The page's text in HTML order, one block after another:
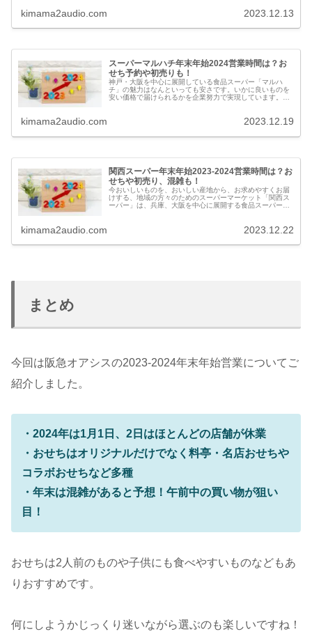
kimama2audio.com 2023.12.13
スーパーマルハチ年末年始2024営業時間は？お
せち予約や初売りも！
神戸・大阪を中心に展開している食品スーパー「マルハ
チ」の魅力はなんといっても安さです。いかに良いものを
安い価格で届けられるかを企業努力で実現しています。今
kimama2audio.com 2023.12.19
関西スーパー年末年始2023-2024営業時間は？お
せちや初売り、混雑も！
今おいしいものを、おいしい産地から、お求めやすくお届
けする、地域の方々のためのスーパーマーケット「関西ス
ーパー」は、兵庫、大阪を中心に展開する食品スーパーマ
kimama2audio.com 2023.12.22
まとめ
今回は阪急オアシスの2023-2024年末年始営業についてご
紹介しました。
・2024年は1月1日、2日はほとんどの店舗が休業
・おせちはオリジナルだけでなく料亭・名店おせちや
コラボおせちなど多種
・年末は混雑があると予想！午前中の買い物が狙い
目！
おせちは2人前のものや子供にも食べやすいものなどもあ
りおすすめです。
何にしようかじっくり迷いながら選ぶのも楽しいですね！